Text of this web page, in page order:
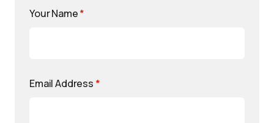
Your Name*
Email Address *